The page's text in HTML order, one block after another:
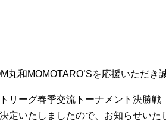
丸和MOMOTARO’Sを応援いただき
トリーグ春季交流トーナメント決勝
定いたしましたので、お知らせいた